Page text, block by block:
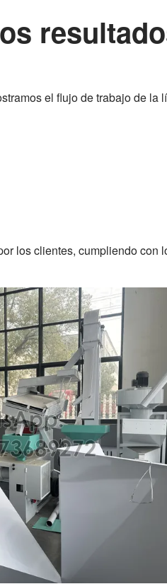
el flujo de trabajo de la
los clientes, cumpliendo con